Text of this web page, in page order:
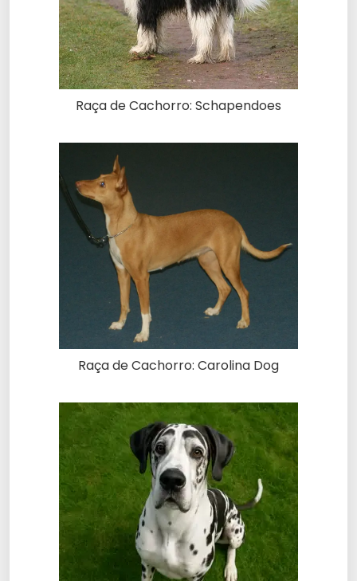
Raça de Cachorro: Schapendoes
Raça de Cachorro: Carolina Dog